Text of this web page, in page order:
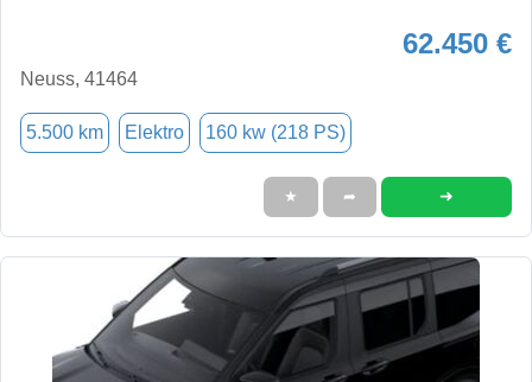
62.450 €
Neuss, 41464
5.500 km Elektro 160 kw (218 PS)
★ ➦ ➜